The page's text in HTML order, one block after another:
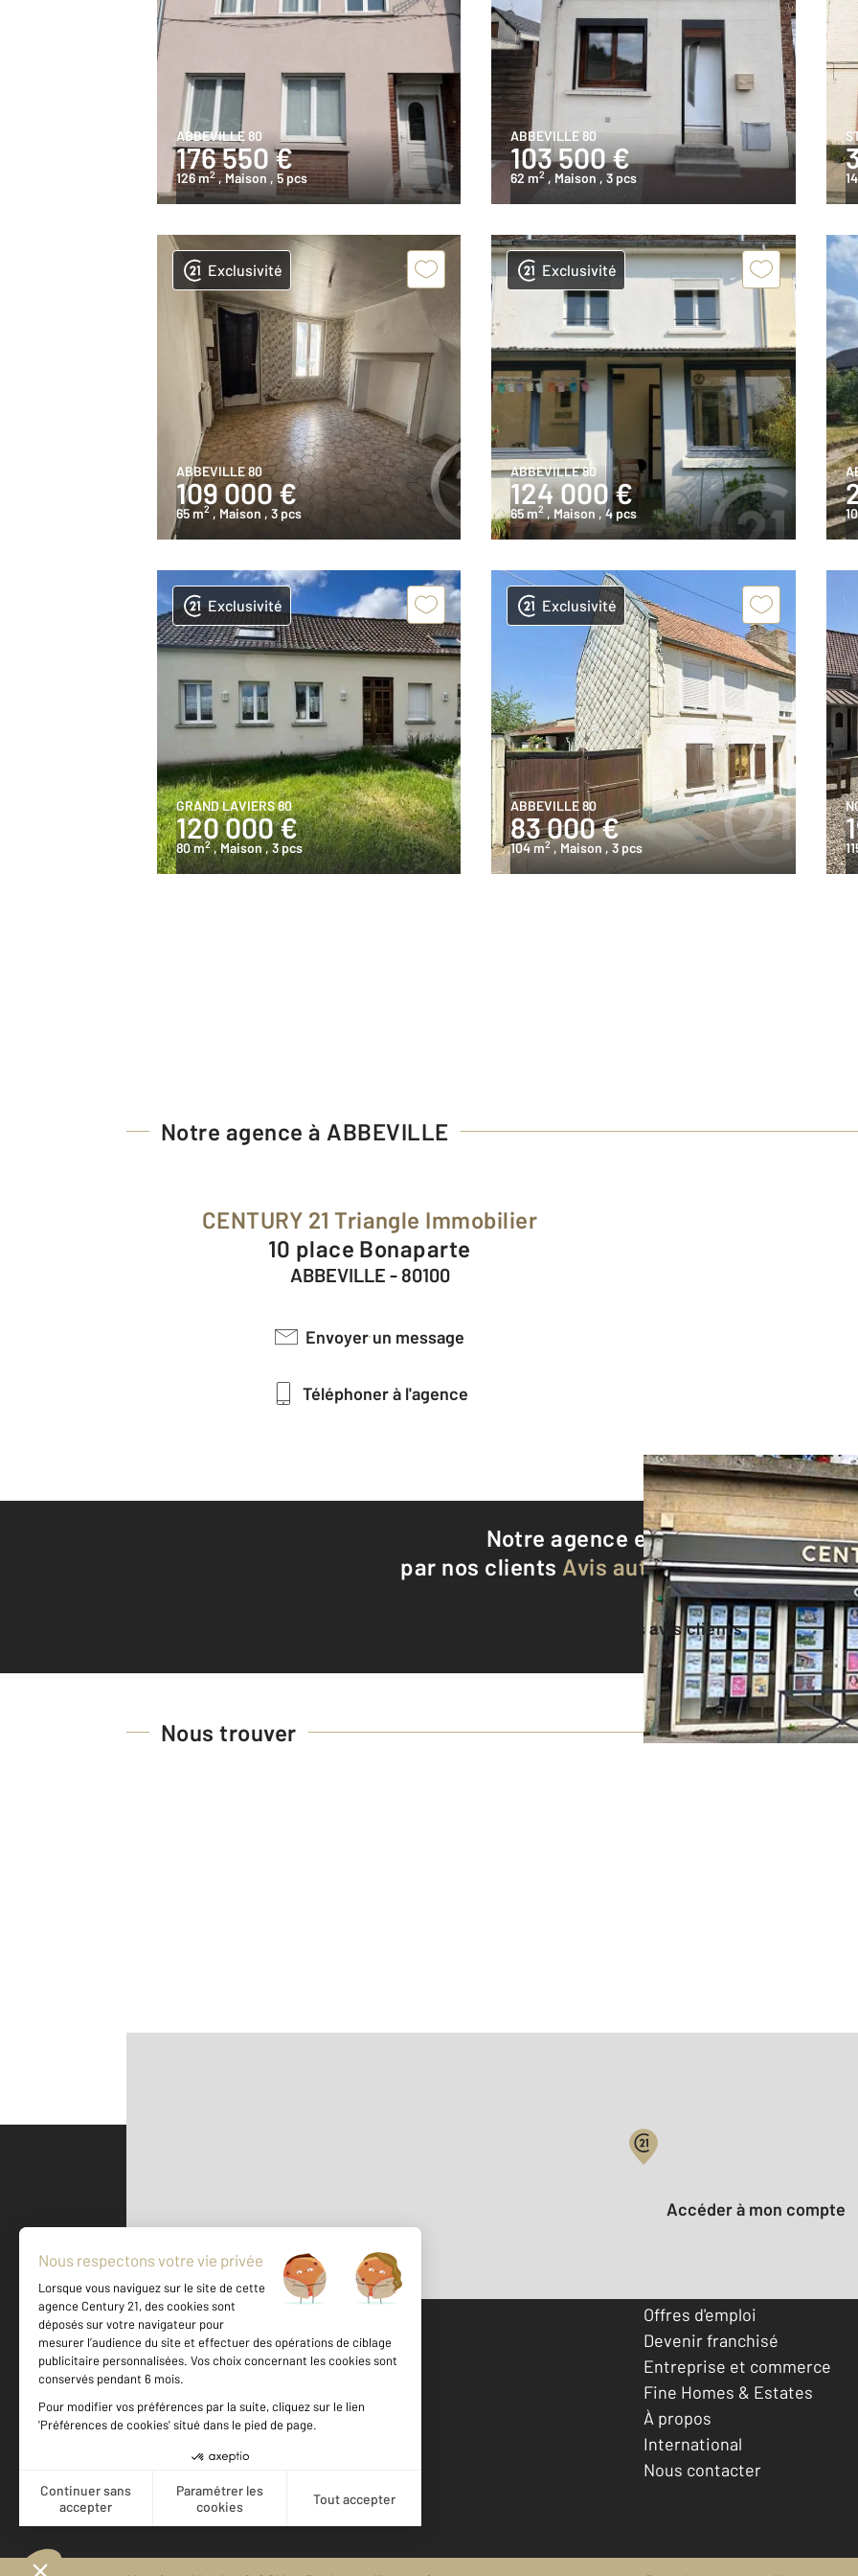
ABBEVILLE 80
176 550 €
126 m2 , Maison , 5 pcs
ABBEVILLE 80
103 500 €
62 m2 , Maison , 3 pcs
Exclusivité
ABBEVILLE 80
109 000 €
65 m2 , Maison , 3 pcs
Exclusivité
ABBEVILLE 80
124 000 €
65 m2 , Maison , 4 pcs
Exclusivité
GRAND LAVIERS 80
120 000 €
80 m2 , Maison , 3 pcs
Exclusivité
ABBEVILLE 80
83 000 €
104 m2 , Maison , 3 pcs
Notre agence à ABBEVILLE
CENTURY 21 Triangle Immobilier
10 place Bonaparte
ABBEVILLE - 80100
Envoyer un message
Téléphoner à l'agence
Notre agence est notée9,7/10
par nos clients Avis authentifiés par
Voir tous les avis clients
Nous trouver
500 m ©Mappy
Votre compte :
Accéder à mon compte
Votre agence est notée
Achat
Location
Offres d'emploi
Devenir franchisé
Entreprise et commerce
Fine Homes & Estates
À propos
International
Nous contacter